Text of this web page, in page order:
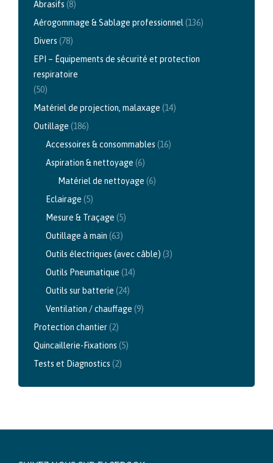
Abrasifs (8)
Aérogommage & Sablage professionnel (136)
Divers (78)
EPI – Équipements de sécurité et protection
respiratoire
(50)
Matériel de projection, malaxage (14)
Outillage (186)
Accessoires & consommables (16)
Aspiration & nettoyage (6)
Matériel de nettoyage (6)
Eclairage (5)
Mesure & Traçage (5)
Outillage à main (63)
Outils électriques (avec câble) (3)
Outils Pneumatique (14)
Outils sur batterie (24)
Ventilation / chauffage (9)
Protection chantier(2)
Quincaillerie-Fixations (5)
Tests et Diagnostics (2)